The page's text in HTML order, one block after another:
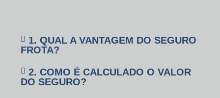
1. QUAL A VANTAGEM DO SEGURO
FROTA?
2. COMO É CALCULADO O VALOR
DO SEGURO?